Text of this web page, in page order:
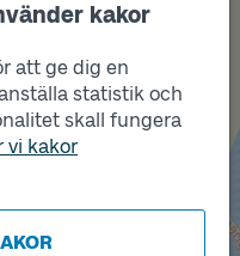
kakor
att ge dig en
statistik och
skall fungera
vi kakor